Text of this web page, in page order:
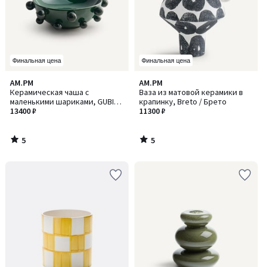
Финальная цена
AM.PM
Керамическая чаша с
маленькими шариками, GUBIO
/ ГАБИО
13400 ₽
5
/
5
5
/
Финальная цена
AM.PM
Ваза из матовой керамики в
крапинку, Breto / Брето
11300 ₽
5
/
5
5
/